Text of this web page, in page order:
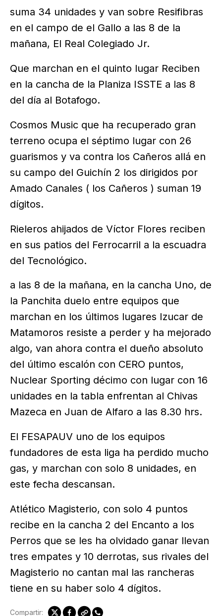
suma 34 unidades y van sobre Resifibras
en el campo de el Gallo a las 8 de la
mañana, El Real Colegiado Jr.
Que marchan en el quinto lugar Reciben
en la cancha de la Planiza ISSTE a las 8
del día al Botafogo.
Cosmos Music que ha recuperado gran
terreno ocupa el séptimo lugar con 26
guarismos y va contra los Cañeros allá en
su campo del Guichín 2 los dirigidos por
Amado Canales ( los Cañeros ) suman 19
dígitos.
Rieleros ahijados de Víctor Flores reciben
en sus patios del Ferrocarril a la escuadra
del Tecnológico.
a las 8 de la mañana, en la cancha Uno, de
la Panchita duelo entre equipos que
marchan en los últimos lugares Izucar de
Matamoros resiste a perder y ha mejorado
algo, van ahora contra el dueño absoluto
del último escalón con CERO puntos,
Nuclear Sporting décimo con lugar con 16
unidades en la tabla enfrentan al Chivas
Mazeca en Juan de Alfaro a las 8.30 hrs.
El FESAPAUV uno de los equipos
fundadores de esta liga ha perdido mucho
gas, y marchan con solo 8 unidades, en
este fecha descansan.
Atlético Magisterio, con solo 4 puntos
recibe en la cancha 2 del Encanto a los
Perros que se les ha olvidado ganar llevan
tres empates y 10 derrotas, sus rivales del
Magisterio no cantan mal las rancheras
tiene en su haber solo 4 dígitos.
Compartir: